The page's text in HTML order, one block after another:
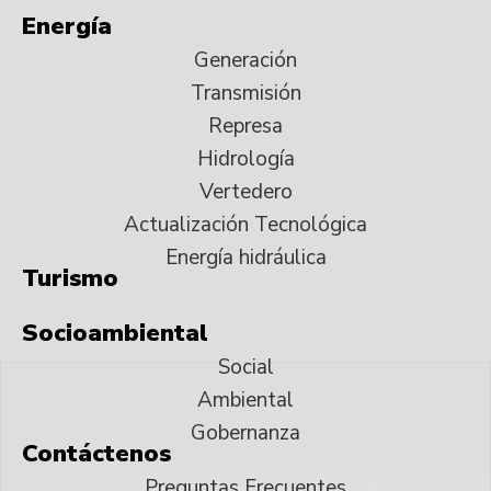
Energía
Generación
Transmisión
Represa
Hidrología
Vertedero
Actualización Tecnológica
Energía hidráulica
Turismo
Socioambiental
Social
Ambiental
Gobernanza
Contáctenos